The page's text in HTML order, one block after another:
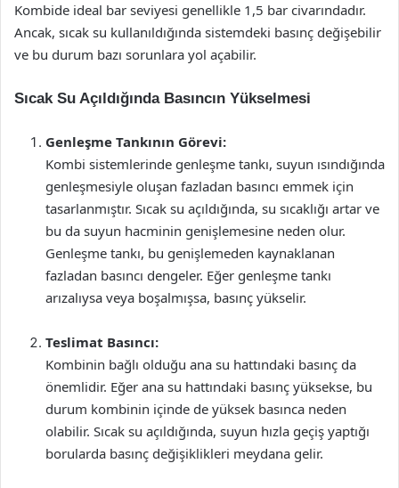
Kombide ideal bar seviyesi genellikle 1,5 bar civarındadır.
Ancak, sıcak su kullanıldığında sistemdeki basınç değişebilir
ve bu durum bazı sorunlara yol açabilir.
Sıcak Su Açıldığında Basıncın Yükselmesi
Genleşme Tankının Görevi:
Kombi sistemlerinde genleşme tankı, suyun ısındığında
genleşmesiyle oluşan fazladan basıncı emmek için
tasarlanmıştır. Sıcak su açıldığında, su sıcaklığı artar ve
bu da suyun hacminin genişlemesine neden olur.
Genleşme tankı, bu genişlemeden kaynaklanan
fazladan basıncı dengeler. Eğer genleşme tankı
arızalıysa veya boşalmışsa, basınç yükselir.
Teslimat Basıncı:
Kombinin bağlı olduğu ana su hattındaki basınç da
önemlidir. Eğer ana su hattındaki basınç yüksekse, bu
durum kombinin içinde de yüksek basınca neden
olabilir. Sıcak su açıldığında, suyun hızla geçiş yaptığı
borularda basınç değişiklikleri meydana gelir.